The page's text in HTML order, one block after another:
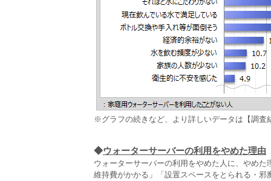
※グラフの続きなど、より詳しいデータは【調査
◆ウォーターサーバーの利用をやめた理由
ウォーターサーバーの利用をやめた人に、やめ
維持費がかかる」「設置スペースをとられる・